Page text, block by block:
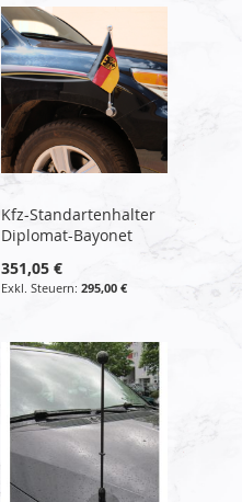
Kfz-Standartenhalter
Diplomat-Bayonet
351,05 €
295,00 €